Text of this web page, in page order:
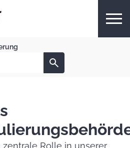
Rolle in unserer